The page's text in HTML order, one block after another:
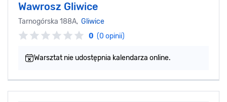
Wawrosz Gliwice
Tarnogórska 188A, Gliwice
0 (0 opinii)
Warsztat nie udostępnia kalendarza online.